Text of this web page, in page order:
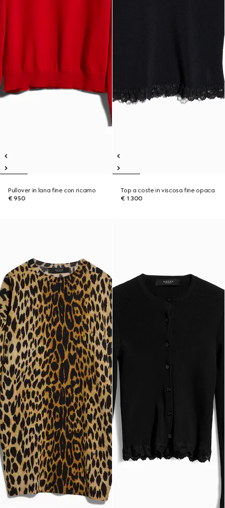
Pullover in lana fine con ricamo
€ 950
Top a coste in viscosa fine opaca
€ 1.300